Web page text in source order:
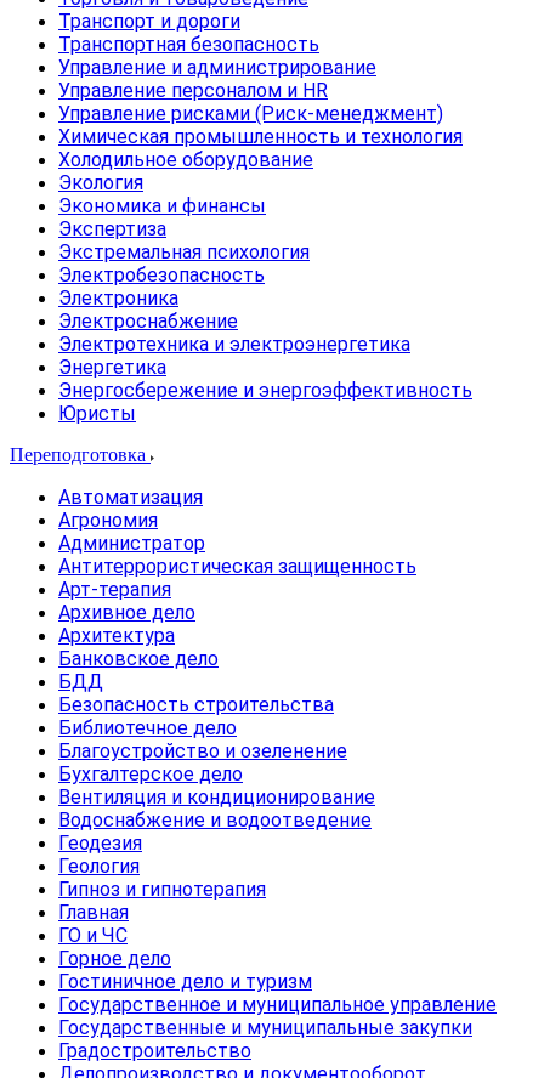
Транспорт и дороги
Транспортная безопасность
Управление и администрирование
Управление персоналом и HR
Управление рисками (Риск-менеджмент)
Химическая промышленность и технология
Холодильное оборудование
Экология
Экономика и финансы
Экспертиза
Экстремальная психология
Электробезопасность
Электроника
Электроснабжение
Электротехника и электроэнергетика
Энергетика
Энергосбережение и энергоэффективность
Юристы
Переподготовка
Автоматизация
Агрономия
Администратор
Антитеррористическая защищенность
Арт-терапия
Архивное дело
Архитектура
Банковское дело
БДД
Безопасность строительства
Библиотечное дело
Благоустройство и озеленение
Бухгалтерское дело
Вентиляция и кондиционирование
Водоснабжение и водоотведение
Геодезия
Геология
Гипноз и гипнотерапия
Главная
ГО и ЧС
Горное дело
Гостиничное дело и туризм
Государственное и муниципальное управление
Государственные и муниципальные закупки
Градостроительство